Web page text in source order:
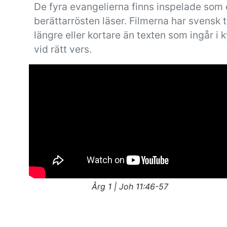
De fyra evangelierna finns inspelade
berättarrösten läser. Filmerna har
längre eller kortare än texten som ingår i
vid rätt vers.
Årg 1 | Joh 11:46-57